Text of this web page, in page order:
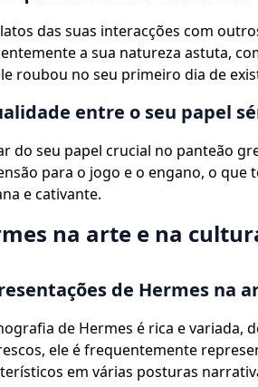
das suas interacções com
a sua natureza astuta,
roubou no seu primeiro dia de
entre o seu papel
do seu papel crucial no panteão
para o jogo e o engano, o que
e cativante.
na arte e na
de Hermes na
de Hermes é rica e variada,
ele é frequentemente
em várias posturas